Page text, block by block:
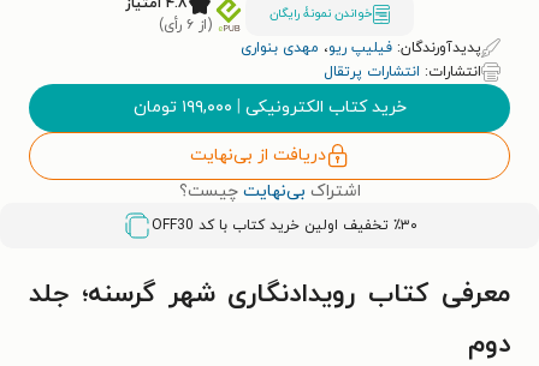
خواندن نمونۀ رایگان
(از ۶ رأی)
پدیدآورندگان: فیلیپ ریو، مهدی بنواری
انتشارات: انتشارات پرتقال
خرید کتاب الکترونیکی | ۱۹۹,۰۰۰ تومان
دریافت از بی‌نهایت
اشتراک بی‌نهایت چیست؟
٪۳۰ تخفیف اولین خرید کتاب با کد OFF30
معرفی کتاب رویدادنگاری شهر گرسنه؛ جلد
دوم